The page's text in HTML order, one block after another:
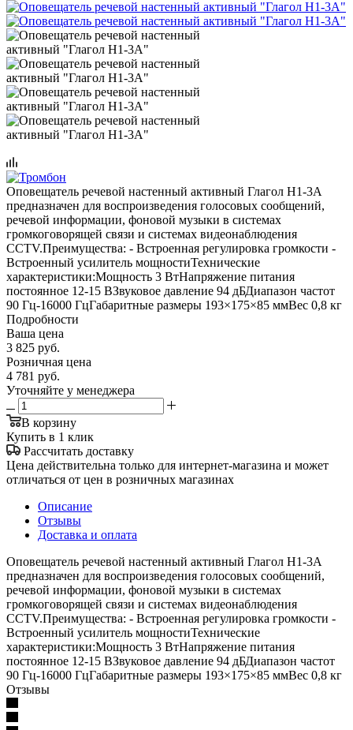
Оповещатель речевой настенный активный Глагол Н1-3А
предназначен для воспроизведения голосовых сообщений,
речевой информации, фоновой музыки в системах
громкоговорящей связи и системах видеонаблюдения
CCTV.Преимущества: - Встроенная регулировка громкости -
Встроенный усилитель мощностиТехнические
характеристики:Мощность 3 ВтНапряжение питания
постоянное 12-15 ВЗвуковое давление 94 дБДиапазон частот
90 Гц-16000 ГцГабаритные размеры 193×175×85 ммВес 0,8 кг
Подробности
Ваша цена
3 825 руб.
Розничная цена
4 781 руб.
Уточняйте у менеджера
В корзину
Купить в 1 клик
Рассчитать доставку
Цена действительна только для интернет-магазина и может
отличаться от цен в розничных магазинах
Описание
Отзывы
Доставка и оплата
Оповещатель речевой настенный активный Глагол Н1-3А
предназначен для воспроизведения голосовых сообщений,
речевой информации, фоновой музыки в системах
громкоговорящей связи и системах видеонаблюдения
CCTV.Преимущества: - Встроенная регулировка громкости -
Встроенный усилитель мощностиТехнические
характеристики:Мощность 3 ВтНапряжение питания
постоянное 12-15 ВЗвуковое давление 94 дБДиапазон частот
90 Гц-16000 ГцГабаритные размеры 193×175×85 ммВес 0,8 кг
Отзывы